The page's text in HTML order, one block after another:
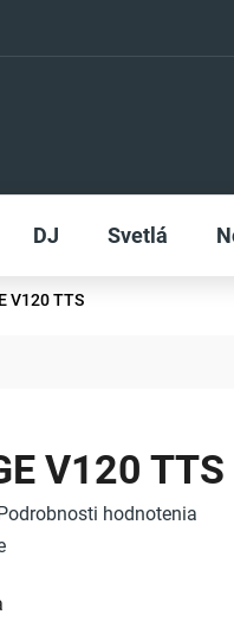
DJ Svetlá
V120 TTS
V120 TTS
hodnotenia